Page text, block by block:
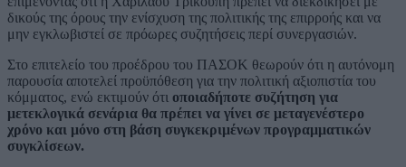
δικούς της όρους την ενίσχυση της πολιτικής της επιρροής και να
μην εγκλωβιστεί σε πρόωρες συζητήσεις περί συνεργασιών.
Στο επιτελείο του προέδρου του ΠΑΣΟΚ θεωρούν ότι η αυτόνομη
παρουσία αποτελεί προϋπόθεση για την πολιτική αξιοπιστία του
κόμματος, ενώ εκτιμούν ότι οποιαδήποτε συζήτηση για
μετεκλογικά σενάρια θα πρέπει να γίνει σε μεταγενέστερο
χρόνο και μόνο στη βάση συγκεκριμένων προγραμματικών
συγκλίσεων.